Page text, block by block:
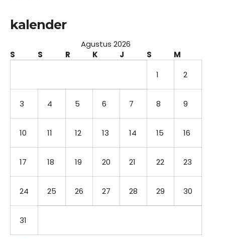
kalender
Agustus 2026
S
S R K J S
M
1
2
3 4 5 6 7 8 9
10 11 12 13 14 15 16
17 18 19 20 21 22 23
24 25 26 27 28 29 30
31